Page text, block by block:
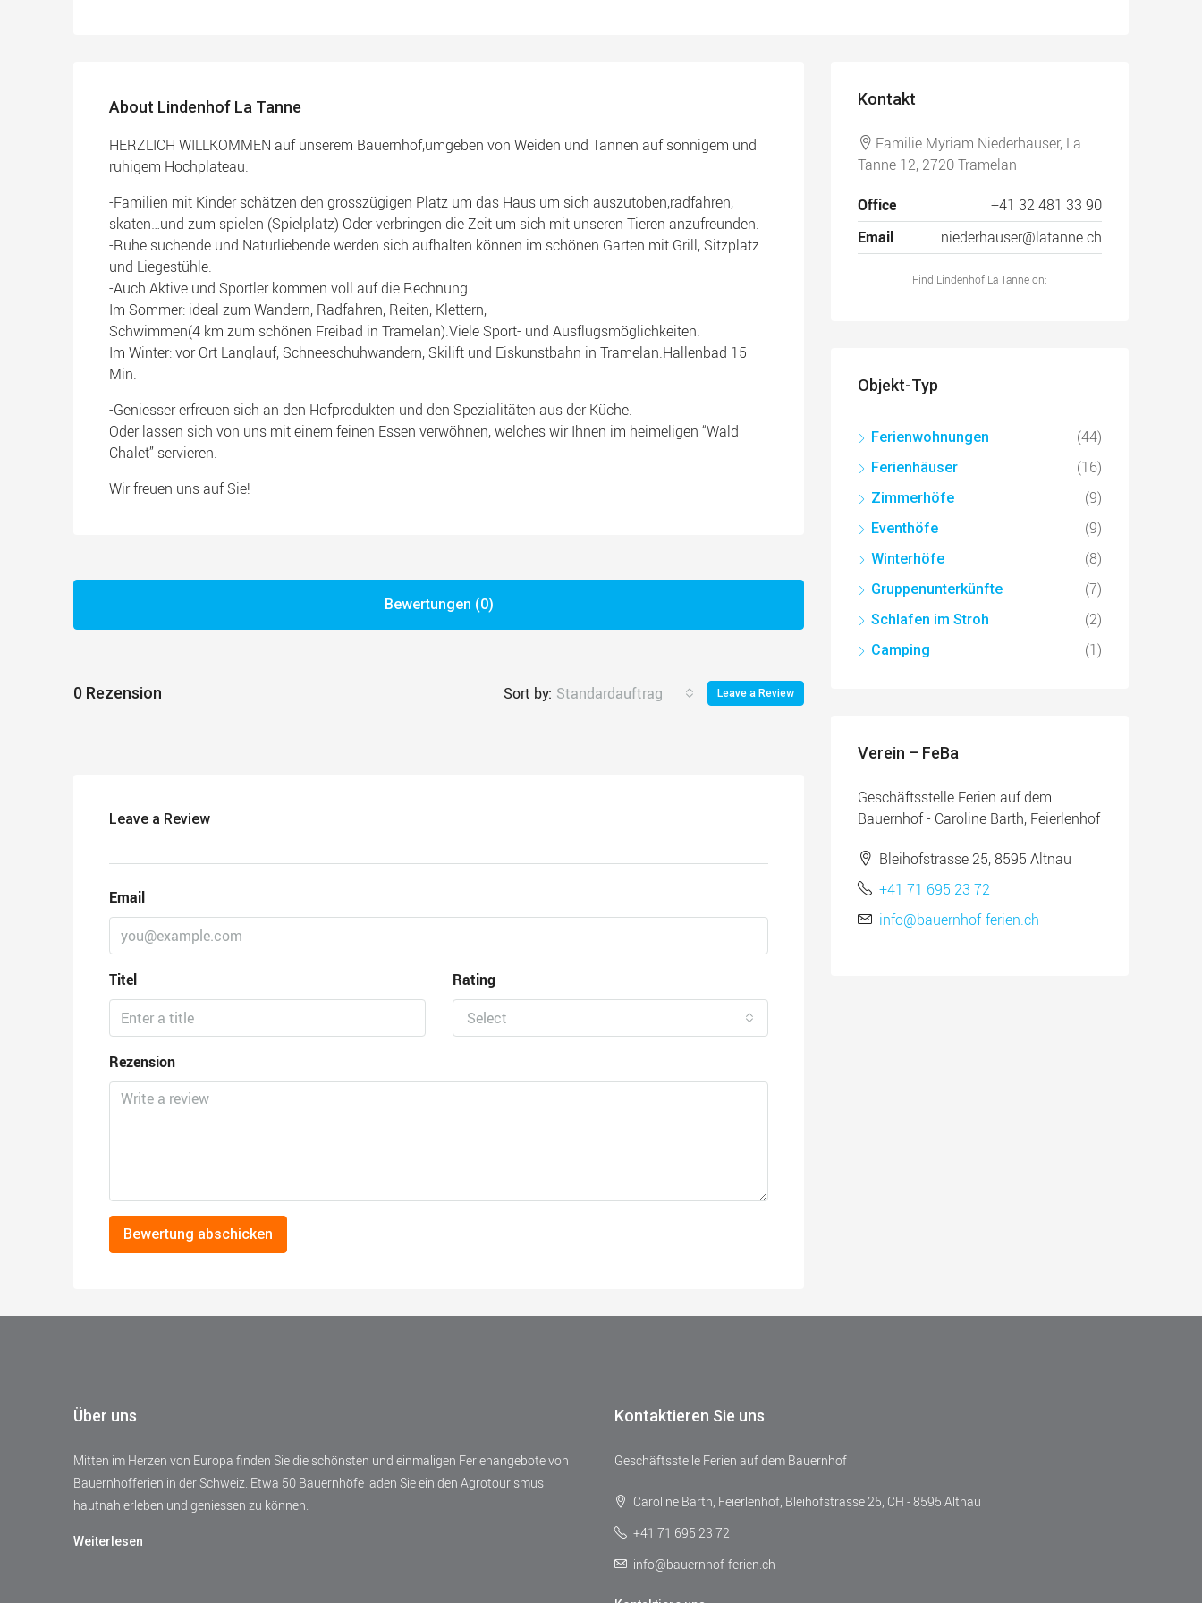
About Lindenhof La Tanne
HERZLICH WILLKOMMEN auf unserem Bauernhof,umgeben von Weiden und Tannen auf sonnigem und
ruhigem Hochplateau.
-Familien mit Kinder schätzen den grosszügigen Platz um das Haus um sich auszutoben,radfahren,
skaten…und zum spielen (Spielplatz) Oder verbringen die Zeit um sich mit unseren Tieren anzufreunden.
-Ruhe suchende und Naturliebende werden sich aufhalten können im schönen Garten mit Grill, Sitzplatz
und Liegestühle.
-Auch Aktive und Sportler kommen voll auf die Rechnung.
Im Sommer: ideal zum Wandern, Radfahren, Reiten, Klettern,
Schwimmen(4 km zum schönen Freibad in Tramelan).Viele Sport- und Ausflugsmöglichkeiten.
Im Winter: vor Ort Langlauf, Schneeschuhwandern, Skilift und Eiskunstbahn in Tramelan.Hallenbad 15
Min.
-Geniesser erfreuen sich an den Hofprodukten und den Spezialitäten aus der Küche.
Oder lassen sich von uns mit einem feinen Essen verwöhnen, welches wir Ihnen im heimeligen “Wald
Chalet” servieren.
Wir freuen uns auf Sie!
Bewertungen (0)
0 Rezension Sort by: Standardauftrag Leave a Review
Leave a Review
Email
Titel
Rating
Select
Rezension
Bewertung abschicken
Kontakt
Familie Myriam Niederhauser, La
Tanne 12, 2720 Tramelan
Office
+41 32 481 33 90
Email
niederhauser@latanne.ch
Find Lindenhof La Tanne on:
Objekt-Typ
Ferienwohnungen (44)
Ferienhäuser (16)
Zimmerhöfe (9)
Eventhöfe (9)
Winterhöfe (8)
Gruppenunterkünfte (7)
Schlafen im Stroh (2)
Camping (1)
Verein – FeBa
Geschäftsstelle Ferien auf dem
Bauernhof - Caroline Barth, Feierlenhof
Bleihofstrasse 25, 8595 Altnau
+41 71 695 23 72
info@bauernhof-ferien.ch
Über uns
Mitten im Herzen von Europa finden Sie die schönsten und einmaligen Ferienangebote von
Bauernhofferien in der Schweiz. Etwa 50 Bauernhöfe laden Sie ein den Agrotourismus
hautnah erleben und geniessen zu können.
Weiterlesen
Kontaktieren Sie uns
Geschäftsstelle Ferien auf dem Bauernhof
Caroline Barth, Feierlenhof, Bleihofstrasse 25, CH - 8595 Altnau
+41 71 695 23 72
info@bauernhof-ferien.ch